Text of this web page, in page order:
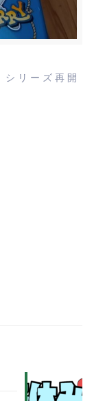
リーズ再開